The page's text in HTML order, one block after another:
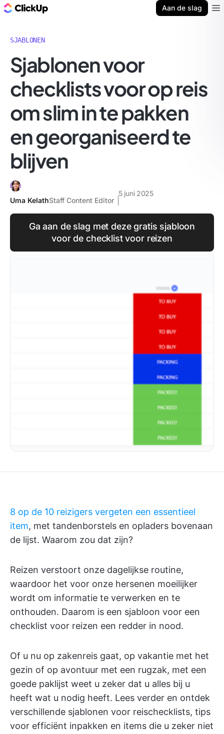
Aan de slag
SJABLONEN
Sjablonen voor
checklists voor op reis
om slim in te pakken
en georganiseerd te
blijven
Uma KelathStaff Content Editor
5 juni 2025
Ga aan de slag met deze gratis sjabloon
voor de checklist voor reizen
8 op de 10 reizigers vergeten een essentieel
item, met tandenborstels en opladers bovenaan
de lijst. Waarom zou dat zijn?
Reizen verstoort onze dagelijkse routine,
waardoor het voor onze hersenen moeilijker
wordt om informatie te verwerken en te
onthouden. Daarom is een sjabloon voor een
checklist voor reizen een redder in nood.
Of u nu op zakenreis gaat, op vakantie met het
gezin of op avontuur met een rugzak, met een
goede paklijst weet u zeker dat u alles bij u
heeft wat u nodig heeft. Lees verder en ontdek
verschillende sjablonen voor reischecklists, tips
voor efficiënt inpakken en items die u zeker niet